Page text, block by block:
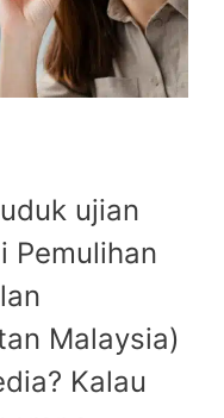
ujian
Pemulihan
Malaysia)
Kalau